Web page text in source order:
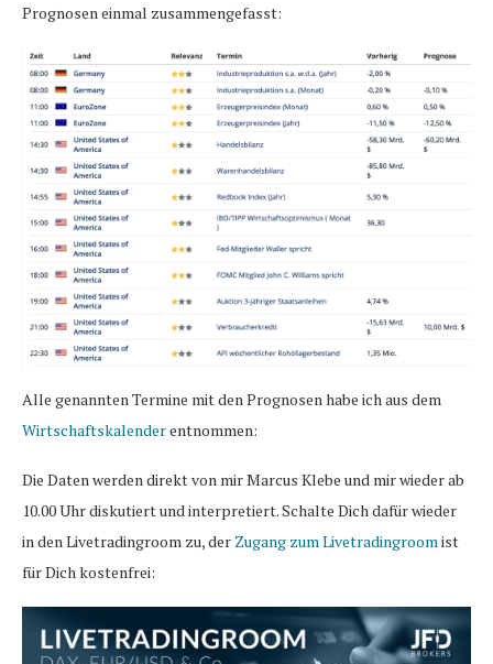
Prognosen einmal zusammengefasst:
Alle genannten Termine mit den Prognosen habe ich aus dem
Wirtschaftskalenderentnommen:
Die Daten werden direkt von mir Marcus Klebe und mir wieder ab
10.00 Uhr diskutiert und interpretiert. Schalte Dich dafür wieder
in den Livetradingroom zu, der Zugang zum Livetradingroomist
für Dich kostenfrei: